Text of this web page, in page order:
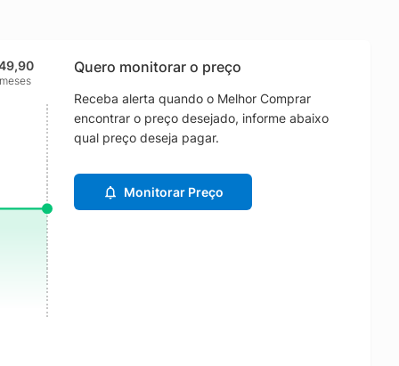
Quero monitorar o preço
Receba alerta quando o Melhor Comprar
encontrar o preço desejado, informe abaixo
qual preço deseja pagar.
Monitorar Preço